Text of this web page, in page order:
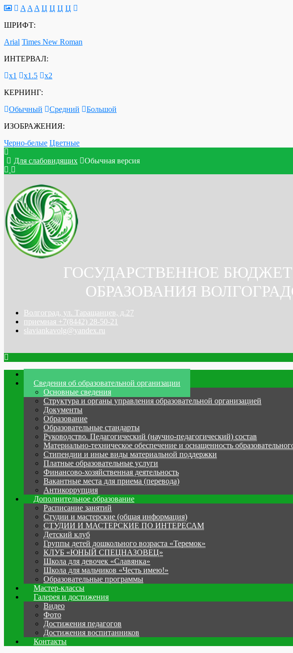
A A A Ц Ц Ц Ц
ШРИФТ:
Arial Times New Roman
ИНТЕРВАЛ:
х1
х1.5
х2
КЕРНИНГ:
Обычный
Средний
Большой
ИЗОБРАЖЕНИЯ:
Черно-белые Цветные
Для слабовидящих Обычная версия
ГОСУДАРСТВЕННОЕ
ОБРАЗОВАНИЯ
Волгоград, ул. Таращанцев, д.27
приемная +7(8442) 28-50-21
slaviankavolg@yandex.ru
Сведения об образовательной организации
Основные сведения
Структура и органы управления образовательной организацией
Документы
Образование
Образовательные стандарты
Руководство. Педагогический (научно-педагогический) состав
Материально-техническое обеспечение и оснащенность
Стипендии и иные виды материальной поддержки
Платные образовательные услуги
Финансово-хозяйственная деятельность
Вакантные места для приема (перевода)
Антикоррупция
Дополнительное образование
Расписание занятий
Студии и мастерские (общая информация)
СТУДИИ И МАСТЕРСКИЕ ПО ИНТЕРЕСАМ
Детский клуб
Группы детей дошкольного возраста «Теремок»
КЛУБ «ЮНЫЙ СПЕЦНАЗОВЕЦ»
Школа для девочек «Славянка»
Школа для мальчиков «Честь имею!»
Образовательные программы
Мастер-классы
Галерея и достижения
Видео
Фото
Достижения педагогов
Достижения воспитанников
Контакты